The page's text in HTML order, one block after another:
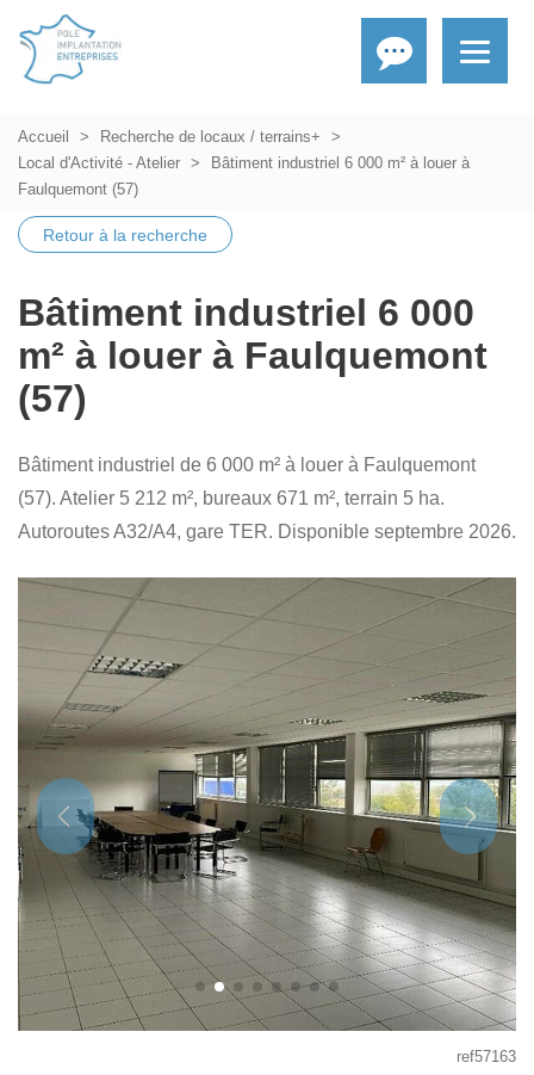
Accueil
Recherche de locaux / terrains+
Local d'Activité - Atelier
Bâtiment industriel 6 000 m² à louer à
Faulquemont (57)
Retour à la recherche
Bâtiment industriel 6 000
m² à louer à Faulquemont
(57)
Bâtiment industriel de 6 000 m² à louer à Faulquemont
(57). Atelier 5 212 m², bureaux 671 m², terrain 5 ha.
Autoroutes A32/A4, gare TER. Disponible septembre 2026.
ref57163